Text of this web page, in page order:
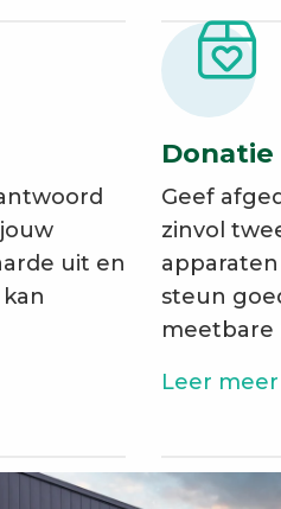
uit en
Donatie
Geef
zinvol
steun
meetbare
Leer meer